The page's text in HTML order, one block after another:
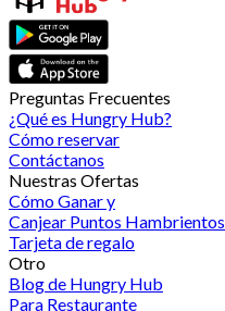
Preguntas Frecuentes
¿Qué es Hungry Hub?
Cómo reservar
Contáctanos
Nuestras Ofertas
Cómo Ganar y
Canjear Puntos Hambrientos
Tarjeta de regalo
Otro
Blog de Hungry Hub
Para Restaurante